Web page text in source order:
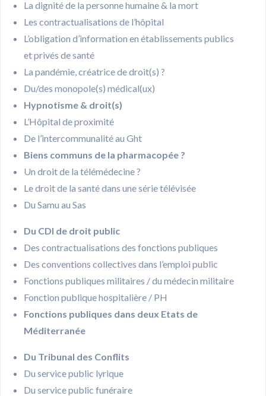
La dignité de la personne humaine & la mort
Les contractualisations de l’hôpital
L’obligation d’information en établissements publics
et privés de santé
La pandémie, créatrice de droit(s) ?
Du/des monopole(s) médical(ux)
Hypnotisme & droit(s)
L’Hôpital de proximité
De l’intercommunalité au Ght
Biens communs de la pharmacopée ?
Un droit de la télémédecine ?
Le droit de la santé dans une série télévisée
Du Samu au Sas
Du CDI de droit public
Des contractualisations des fonctions publiques
Des conventions collectives dans l’emploi public
Fonctions publiques militaires / du médecin militaire
Fonction publique hospitalière / PH
Fonctions publiques dans deux Etats de
Méditerranée
Du Tribunal des Conflits
Du service public lyrique
Du service public funéraire